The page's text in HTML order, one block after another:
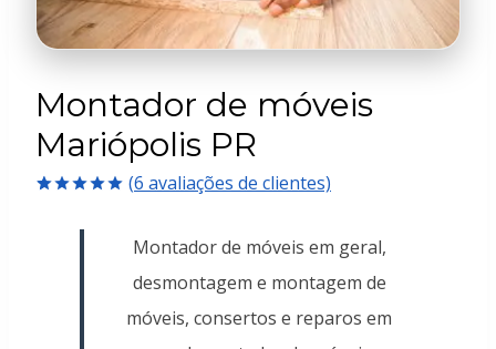
Montador de móveis
Mariópolis PR
como5.00
(6 avaliações de clientes)
Montador de móveis em geral,
desmontagem e montagem de
móveis, consertos e reparos em